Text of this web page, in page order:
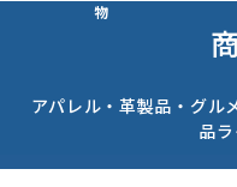
物
アパレル・革製品・グル
品ラ